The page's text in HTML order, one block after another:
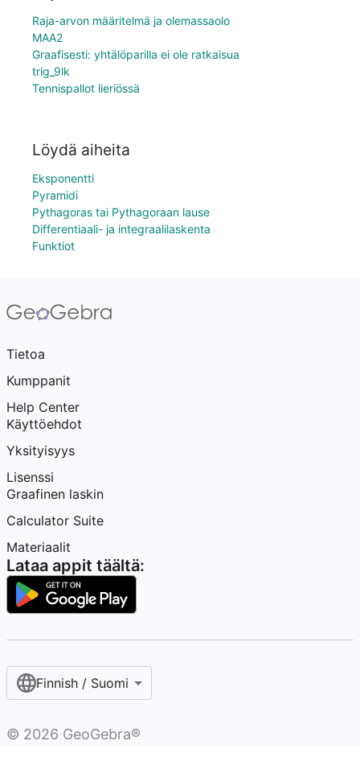
Raja-arvon määritelmä ja olemassaolo
MAA2
Graafisesti: yhtälöparilla ei ole ratkaisua
trig_9lk
Tennispallot lieriössä
Löydä aiheita
Eksponentti
Pyramidi
Pythagoras tai Pythagoraan lause
Differentiaali- ja integraalilaskenta
Funktiot
Tietoa
Kumppanit
Help Center
Käyttöehdot
Yksityisyys
Lisenssi
Graafinen laskin
Calculator Suite
Materiaalit
Lataa appit täältä:
Finnish / Suomi‎
© 2026 GeoGebra®